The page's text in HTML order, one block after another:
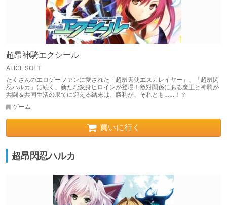
超昂神騎エクシール
ALICE SOFT
たくさんのエロゲーファンに愛された「超昂天使エスカレイヤー」、「超昂閃
忍ハルカ」に続く、新たな変身ヒロインが登場！敵対関係にある魔王と神騎が
共闘＆共同生活の果てに迎える結末は、勝利か、それとも……！？
ゲーム
買いに行く
超昂閃忍ハルカ